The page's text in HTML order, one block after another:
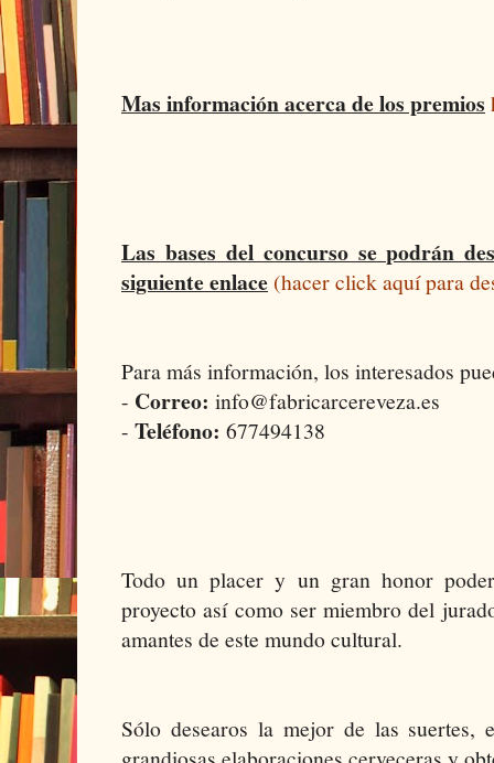
Mas información acerca de los premios
Las bases del concurso se podrán
siguiente enlace (hacer click aquí para
Para más información, los interesados
- Correo: info@fabricarcereveza.es
- Teléfono: 677494138
Todo un placer y un gran honor
proyecto así como ser miembro del
amantes de este mundo cultural.
Sólo desearos la mejor de las suertes,